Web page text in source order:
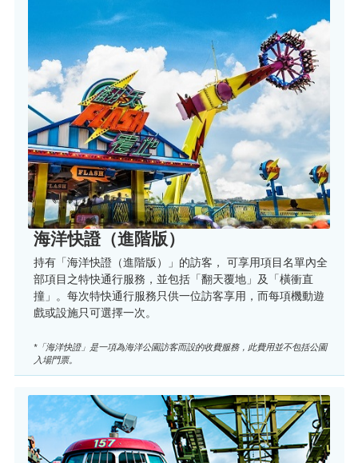
海洋快證（進階版）
持有「海洋快證（進階版）」的訪客， 可享用項目名單內全
部項目之特快通行服務，並包括「翻天覆地」及「橫衝直
撞」。每次特快通行服務只供一位訪客享用，而每項機動遊
戲或設施只可選擇一次。
*「海洋快證」是一項為海洋公園訪客而設的收費服務，此費用並不包括公園
入場門票。